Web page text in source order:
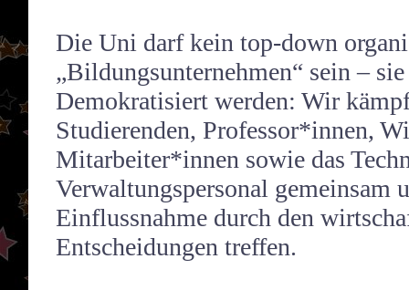
Die Uni darf kein top-down
„Bildungsunternehmen“ sein –
Demokratisiert werden: Wir
Studierenden, Professor*innen,
Mitarbeiter*innen sowie das
Verwaltungspersonal gemeinsam
Einflussnahme durch den
Entscheidungen treffen.